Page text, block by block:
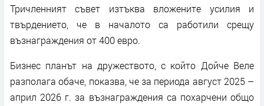
Тричленният съвет изтъква вложените усилия и
твърдението, че в началото са работили срещу
възнаграждения от 400 евро.
Бизнес планът на дружеството, с който Дойче Веле
разполага обаче, показва, че за периода август 2025 –
април 2026 г. за възнаграждения са похарчени общо